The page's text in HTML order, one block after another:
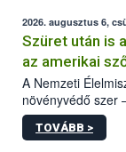
az intenzív
hatósággal is
2026. augusztus 6,
Szüret után is
az amerikai
A Nemzeti
növényvédő szer
engedélyokiratát
egészen a
TOVÁBB >